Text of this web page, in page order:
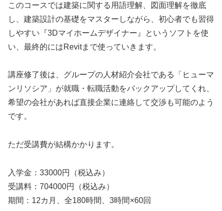
このコースでは建築に関する用語理解、図面理解を徹底
し、建築設計の基礎をマスターしながら、初心者でも習得
しやすい『3Dマイホームデザイナー』というソフトを使
い、最終的にはRevitまで使っていきます。
講座修了後は、グループの人材紹介会社である「ヒューマ
ンリソシア」が就職・転職活動をバックアップしてくれ、
希望の会社があれば直接企業に連絡して交渉も可能のよう
です。
ただ受講費が結構かかります。
入学金：33000円（税込み）
受講料：704000円（税込み）
期間：12カ月、全180時間、3時間×60回